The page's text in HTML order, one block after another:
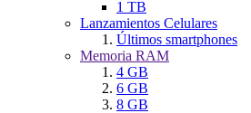
1 TB
Lanzamientos Celulares
Últimos smartphones
Memoria RAM
4 GB
6 GB
8 GB